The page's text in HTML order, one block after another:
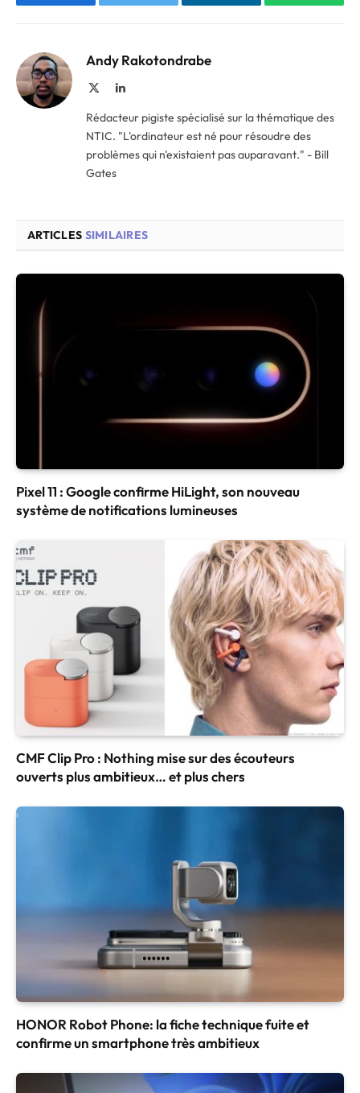
Facebook Twitter LinkedIn
Andy Rakotondrabe
LinkedIn
Rédacteur pigiste spécialisé sur la thématique des
NTIC. "L'ordinateur est né pour résoudre des
problèmes qui n'existaient pas auparavant." - Bill
Gates
ARTICLES SIMILAIRES
Pixel 11 : Google confirme HiLight, son nouveau
système de notifications lumineuses
CMF Clip Pro : Nothing mise sur des écouteurs
ouverts plus ambitieux… et plus chers
HONOR Robot Phone: la fiche technique fuite et
confirme un smartphone très ambitieux